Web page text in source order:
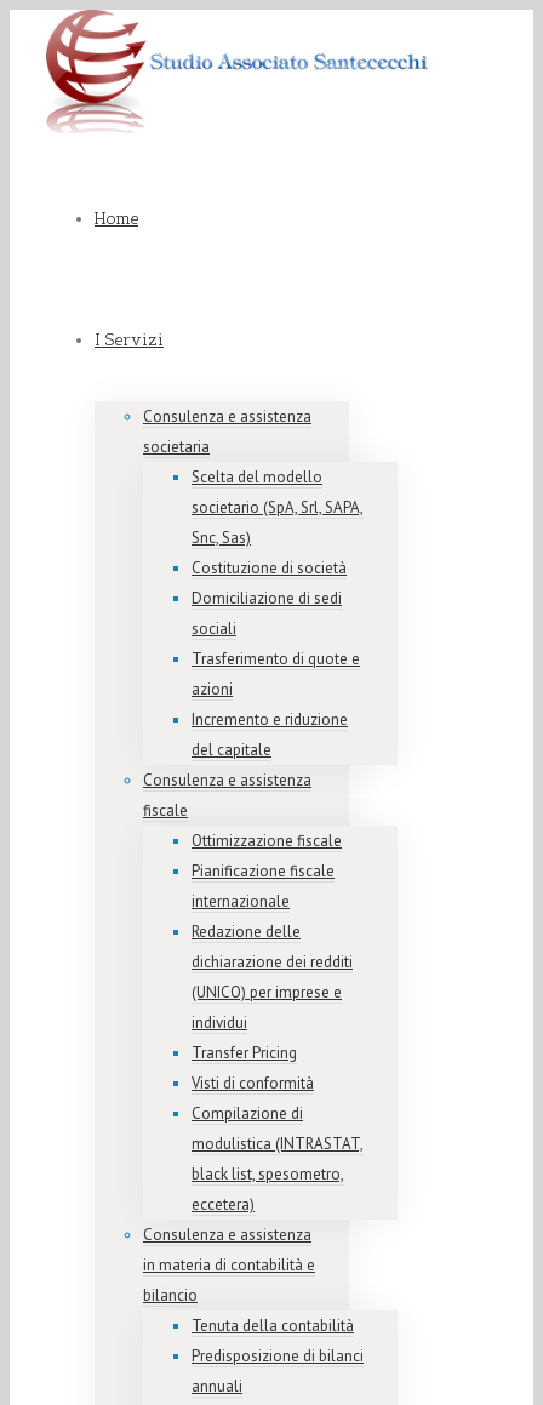
Home
I Servizi
Consulenza e assistenza
societaria
Scelta del modello
societario (SpA, Srl, SAPA,
Snc, Sas)
Costituzione di società
Domiciliazione di sedi
sociali
Trasferimento di quote e
azioni
Incremento e riduzione
del capitale
Consulenza e assistenza
fiscale
Ottimizzazione fiscale
Pianificazione fiscale
internazionale
Redazione delle
dichiarazione dei redditi
(UNICO) per imprese e
individui
Transfer Pricing
Visti di conformità
Compilazione di
modulistica (INTRASTAT,
black list, spesometro,
eccetera)
Consulenza e assistenza
in materia di contabilità e
bilancio
Tenuta della contabilità
Predisposizione di bilanci
annuali